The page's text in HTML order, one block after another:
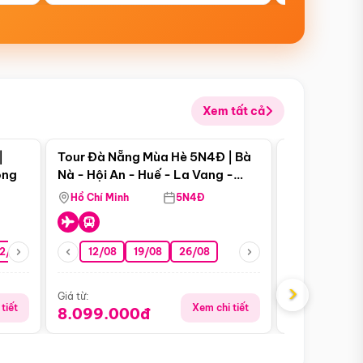
Xem tất cả
08 26/08 05/09 09/09 12/09
tiết
Điểm nổi bật
Tour Đà Nẵng Mùa Hè 5N4Đ | Bà
Nà - Hội An - Huế - La Vang -
Động Thiên Đường
Hồ Chí Minh 5N4Đ
12/08 19/08 26/08
Giá từ:
8.099.000đ Xem chi tiết
Giá từ:
›